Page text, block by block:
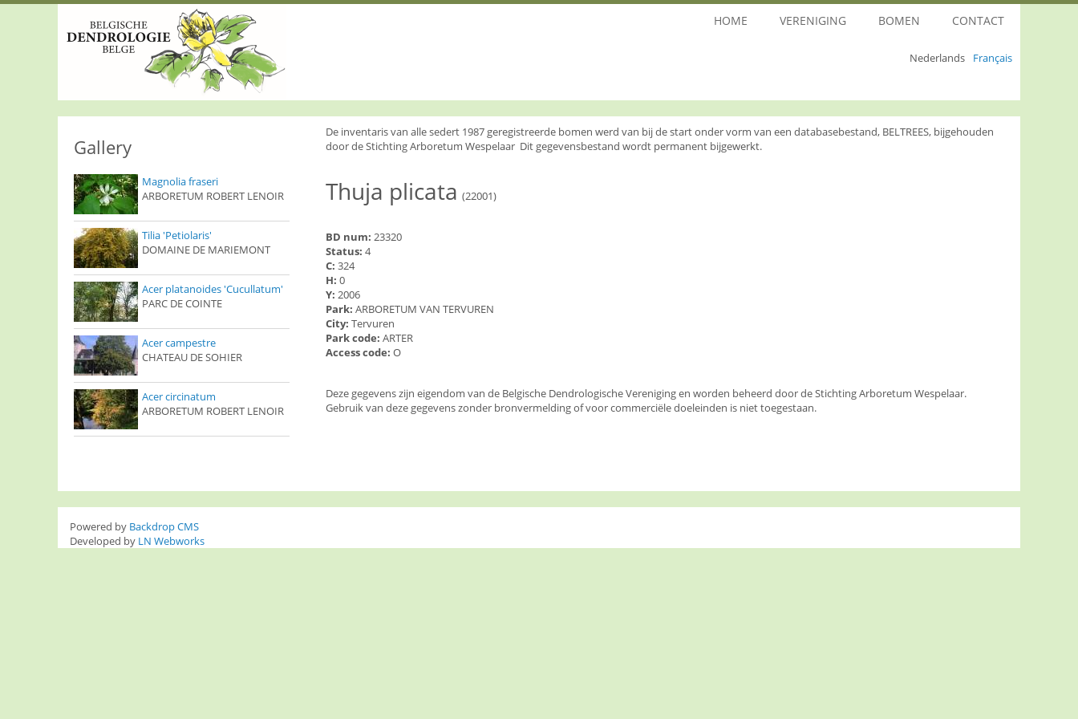
Nederlands Français
HOME VERENIGING BOMEN CONTACT
De inventaris van alle sedert 1987 geregistreerde bomen werd van bij de start onder vorm van een databasebestand, BELTREES, bijgehouden
door de Stichting Arboretum Wespelaar Dit gegevensbestand wordt permanent bijgewerkt.
Thuja plicata (22001)
BD num: 23320
Status: 4
C: 324
H: 0
Y: 2006
Park: ARBORETUM VAN TERVUREN
City: Tervuren
Park code: ARTER
Access code: O
Deze gegevens zijn eigendom van de Belgische Dendrologische Vereniging en worden beheerd door de Stichting Arboretum Wespelaar.
Gebruik van deze gegevens zonder bronvermelding of voor commerciële doeleinden is niet toegestaan.
Gallery
Magnolia fraseri
ARBORETUM ROBERT LENOIR
Tilia 'Petiolaris'
DOMAINE DE MARIEMONT
Acer platanoides 'Cucullatum'
PARC DE COINTE
Acer campestre
CHATEAU DE SOHIER
Acer circinatum
ARBORETUM ROBERT LENOIR
Powered by Backdrop CMS
Developed by LN Webworks